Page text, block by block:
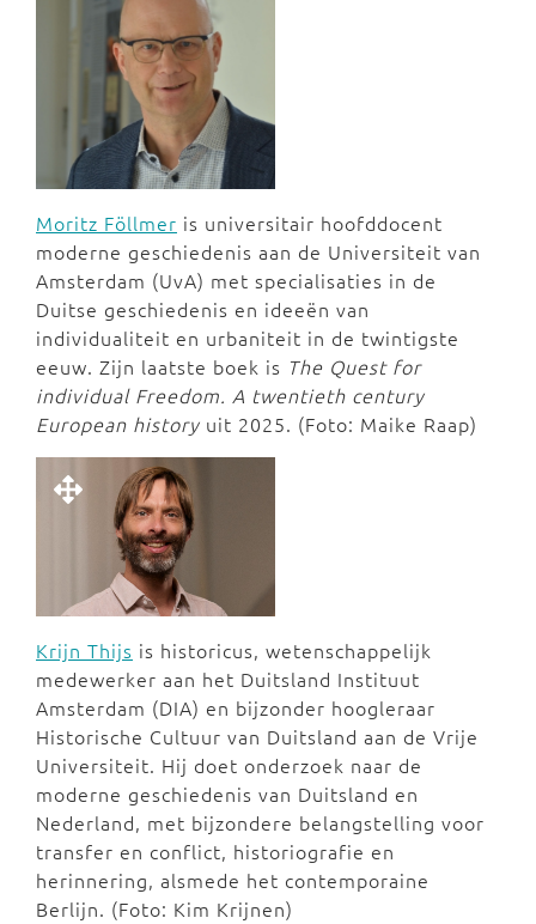
Moritz Föllmer is universitair hoofddocent
moderne geschiedenis aan de Universiteit van
Amsterdam (UvA) met specialisaties in de
Duitse geschiedenis en ideeën van
individualiteit en urbaniteit in de twintigste
eeuw. Zijn laatste boek is The Quest for
individual Freedom. A twentieth century
European history uit 2025. (Foto: Maike Raap)
Krijn Thijs is historicus, wetenschappelijk
medewerker aan het Duitsland Instituut
Amsterdam (DIA) en bijzonder hoogleraar
Historische Cultuur van Duitsland aan de Vrije
Universiteit. Hij doet onderzoek naar de
moderne geschiedenis van Duitsland en
Nederland, met bijzondere belangstelling voor
transfer en conflict, historiografie en
herinnering, alsmede het contemporaine
Berlijn. (Foto: Kim Krijnen)